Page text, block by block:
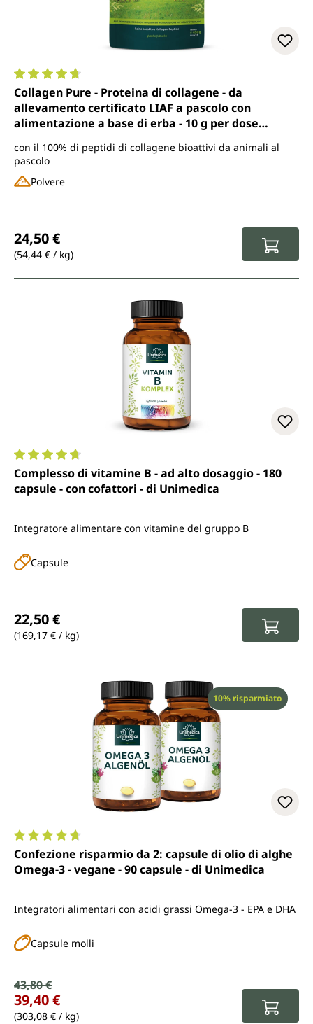
Valutazione media di 4.7 su 5 stelle
Collagen Pure - Proteina di collagene - da
allevamento certificato LIAF a pascolo con
alimentazione a base di erba - 10 g per dose
con il 100% di peptidi di collagene bioattivi da animali al
pascolo
Polvere
24,50 €
(54,44 € / kg)
Valutazione media di 4.8 su 5 stelle
Complesso di vitamine B - ad alto dosaggio - 180
capsule - con cofattori - di Unimedica
Integratore alimentare con vitamine del gruppo B
Capsule
22,50 €
(169,17 € / kg)
Sconto
10% risparmiato
Valutazione media di 4.8 su 5 stelle
Confezione risparmio da 2: capsule di olio di alghe
Omega-3 - vegane - 90 capsule - di Unimedica
Integratori alimentari con acidi grassi Omega-3 - EPA e DHA
Capsule molli
Prezzo di vendita:
Prezzo normale:
43,80 €
39,40 €
(303,08 € / kg)